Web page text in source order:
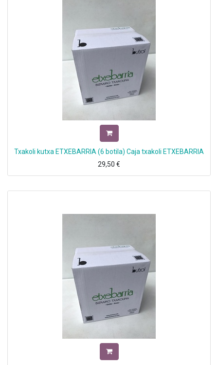
Txakoli kutxa ETXEBARRIA (6 botila) Caja txakoli ETXEBARRIA
29,50 €